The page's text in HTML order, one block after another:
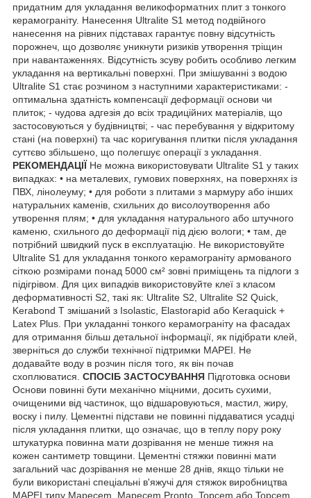
придатним для укладання великоформатних плит з тонкого
керамограніту. Нанесення Ultralite S1 метод подвійного
нанесення на рівних підставах гарантує повну відсутність
порожнеч, що дозволяє уникнути ризиків утворення тріщин
при навантаженнях. Відсутність зсуву робить особливо легким
укладання на вертикальні поверхні. При змішуванні з водою
Ultralite S1 стає розчином з наступними характеристиками: -
оптимальна здатність компенсації деформації основи чи
плиток; - чудова адгезія до всіх традиційних матеріалів, що
застосовуються у будівництві; - час перебування у відкритому
стані (на поверхні) та час коригування плитки після укладання
суттєво збільшено, що полегшує операції з укладання.
РЕКОМЕНДАЦІЇ Не можна використовувати Ultralite S1 у таких
випадках: • на металевих, гумових поверхнях, на поверхнях із
ПВХ, лінолеуму; • для роботи з плитами з мармуру або інших
натуральних каменів, схильних до висолоутворення або
утворення плям; • для укладання натурального або штучного
каменю, схильного до деформації під дією вологи; • там, де
потрібний швидкий пуск в експлуатацію. Не використовуйте
Ultralite S1 для укладання тонкого керамограніту армованого
сіткою розмірами понад 5000 см² зовні приміщень та підлоги з
підігрівом. Для цих випадків використовуйте клеї з класом
деформативності S2, такі як: Ultralite S2, Ultralite S2 Quick,
Kerabond T змішаний з Isolastic, Elastorapid або Keraquick +
Latex Plus. При укладанні тонкого керамограніту на фасадах
для отримання більш детальної інформації, як підібрати клей,
зверніться до служби технічної підтримки MAPEI. Не
додавайте воду в розчин після того, як він почав
схоплюватися. СПОСІБ ЗАСТОСУВАННЯ Підготовка основи
Основи повинні бути механічно міцними, досить сухими,
очищеними від частинок, що відшаровуються, мастил, жиру,
воску і пилу. Цементні підстави не повинні піддаватися усадці
після укладання плитки, що означає, що в теплу пору року
штукатурка повинна мати дозрівання не менше тижня на
кожен сантиметр товщини. Цементні стяжки повинні мати
загальний час дозрівання не менше 28 днів, якщо тільки не
були використані спеціальні в'яжучі для стяжок виробництва
MAPEI типу Mapecem, Mapecem Pronto, Topcem або Topcem